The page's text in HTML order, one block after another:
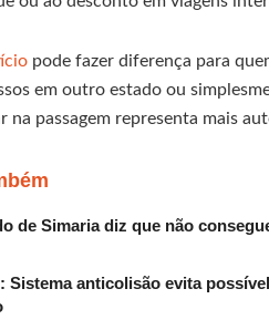
pode fazer diferença para
em outro estado ou
na passagem representa mais
de Simaria diz que não
Sistema anticolisão evita